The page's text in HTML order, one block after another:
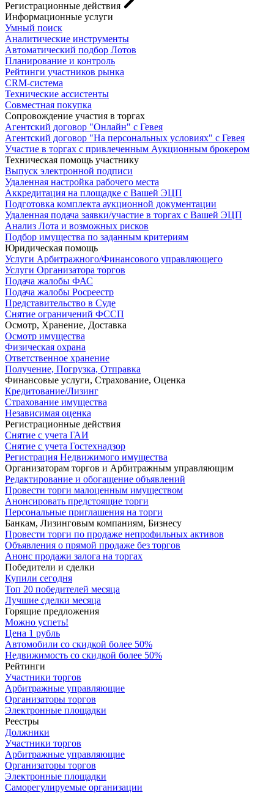
Регистрационные действия
Информационные услуги
Умный поиск
Аналитические инструменты
Автоматический подбор Лотов
Планирование и контроль
Рейтинги участников рынка
CRM-система
Технические ассистенты
Совместная покупка
Сопровождение участия в торгах
Агентский договор "Онлайн" с Гевея
Агентский договор "На персональных условиях" с Гевея
Участие в торгах с привлеченным Аукционным брокером
Техническая помощь участнику
Выпуск электронной подписи
Удаленная настройка рабочего места
Аккредитация на площадке с Вашей ЭЦП
Подготовка комплекта аукционной документации
Удаленная подача заявки/участие в торгах с Вашей ЭЦП
Анализ Лота и возможных рисков
Подбор имущества по заданным критериям
Юридическая помощь
Услуги Арбитражного/Финансового управляющего
Услуги Организатора торгов
Подача жалобы ФАС
Подача жалобы Росреестр
Представительство в Суде
Снятие ограничений ФССП
Осмотр, Хранение, Доставка
Осмотр имущества
Физическая охрана
Ответственное хранение
Получение, Погрузка, Отправка
Финансовые услуги, Страхование, Оценка
Кредитование/Лизинг
Страхование имущества
Независимая оценка
Регистрационные действия
Снятие с учета ГАИ
Снятие с учета Гостехнадзор
Регистрация Недвижимого имущества
Организаторам торгов и Арбитражным управляющим
Редактирование и обогащение объявлений
Провести торги малоценным имуществом
Анонсировать предстоящие торги
Персональные приглашения на торги
Банкам, Лизинговым компаниям, Бизнесу
Провести торги по продаже непрофильных активов
Объявления о прямой продаже без торгов
Анонс продажи залога на торгах
Победители и сделки
Купили сегодня
Топ 20 победителей месяца
Лучшие сделки месяца
Горящие предложения
Можно успеть!
Цена 1 рубль
Автомобили со скидкой более 50%
Недвижимость со скидкой более 50%
Рейтинги
Участники торгов
Арбитражные управляющие
Организаторы торгов
Электронные площадки
Реестры
Должники
Участники торгов
Арбитражные управляющие
Организаторы торгов
Электронные площадки
Саморегулируемые организации